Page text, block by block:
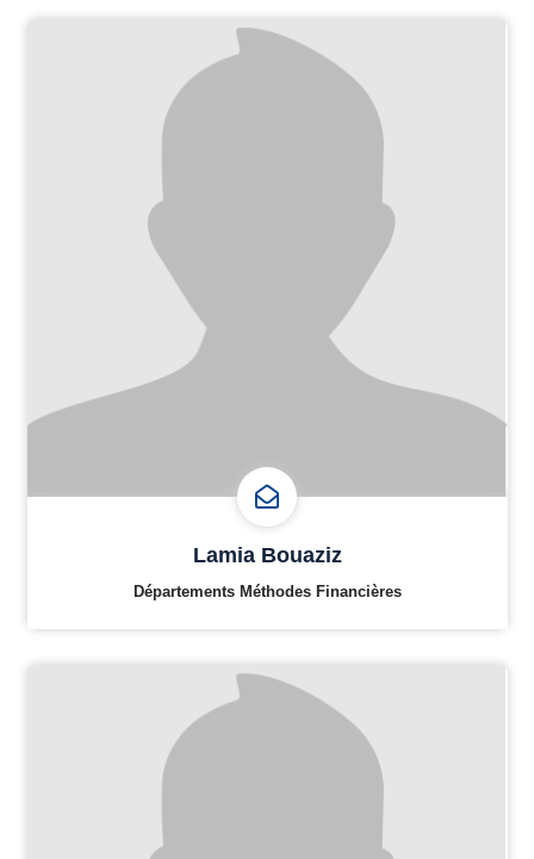
Lamia Bouaziz
Départements Méthodes Financières